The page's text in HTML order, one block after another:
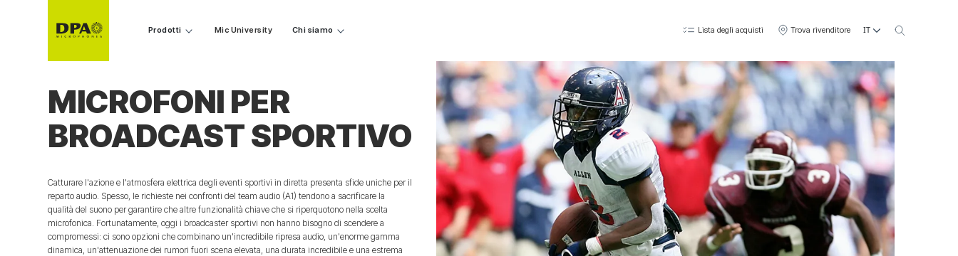
Prodotti Mic University Chi siamo Lista degli acquisti Trova rivenditore IT
MICROFONI PER
BROADCAST SPORTIVO
Catturare l'azione e l'atmosfera elettrica degli eventi sportivi in diretta presenta sfide uniche per il
reparto audio. Spesso, le richieste nei confronti del team audio (A1) tendono a sacrificare la
qualità del suono per garantire che altre funzionalità chiave che si riperquotono nella scelta
microfonica. Fortunatamente, oggi i broadcaster sportivi non hanno bisogno di scendere a
compromessi: ci sono opzioni che combinano un'incredibile ripresa audio, un'enorme gamma
dinamica, un'attenuazione dei rumori fuori scena elevata, una durata incredibile e una estrema